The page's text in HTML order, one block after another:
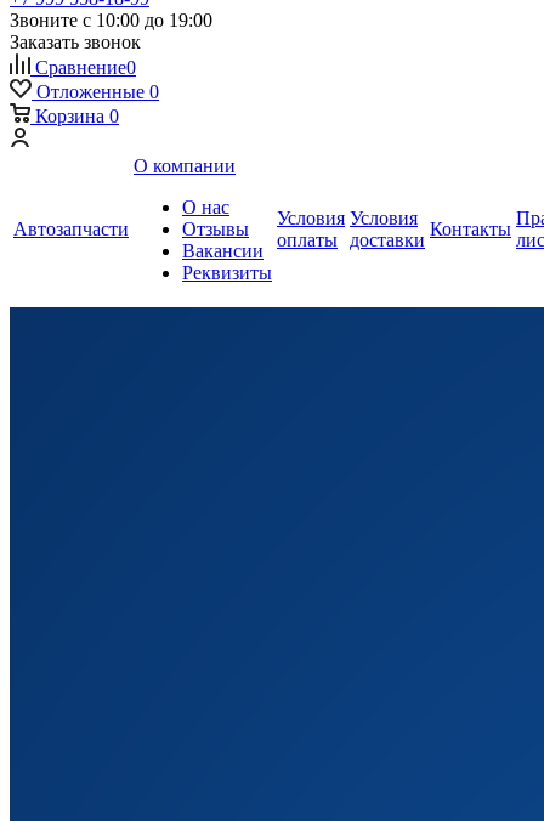
Звоните с 10:00 до 19:00
Заказать звонок
Сравнение0
Отложенные 0
Корзина 0
Автозапчасти
О компании
О нас
Отзывы
Вакансии
Реквизиты
Условия
оплаты
Условия
доставки
Контакты